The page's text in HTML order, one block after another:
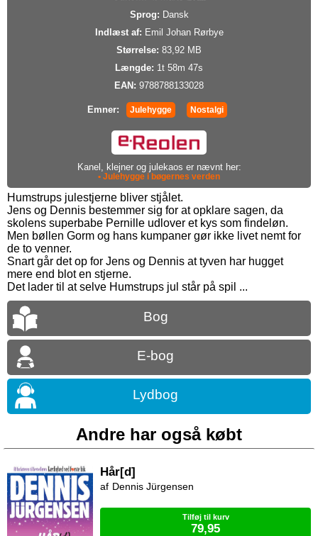
Sprog: Dansk
Indlæst af: Emil Johan Rørbye
Størrelse: 83,92 MB
Længde: 1t 58m 47s
EAN: 9788788133028
Emner: Julehygge Nostalgi
Kanel, klejner og julekaos er nævnt her:
• Julehygge i bøgernes verden
Humstrups julestjerne bliver stjålet.
Jens og Dennis bestemmer sig for at opklare sagen, da
skolens superbabe Pernille udlover et kys som findeløn.
Men bøllen Gorm og hans kumpaner gør ikke livet nemt for
de to venner.
Snart går det op for Jens og Dennis at tyven har hugget
mere end blot en stjerne.
Det lader til at selve Humstrups jul står på spil ...
Bog
E-bog
Lydbog
Andre har også købt
Hår[d]
Dennis Jürgensen
Tilføj til kurv
79,95